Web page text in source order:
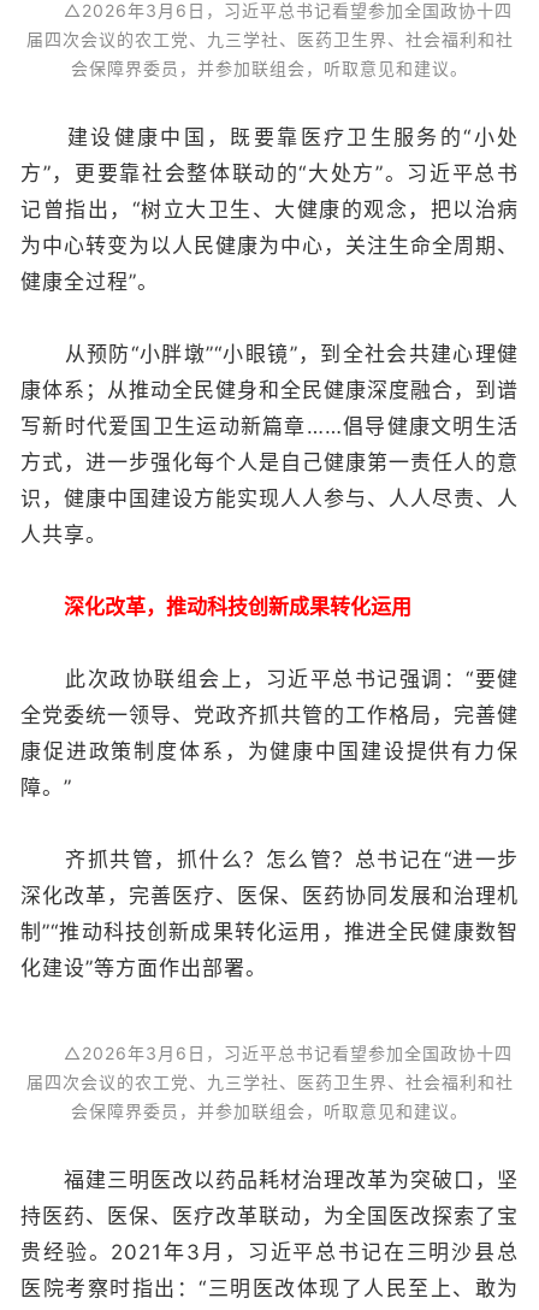
△2026年3月6日，习近平总书记看望参加全国政协十四
届四次会议的农工党、九三学社、医药卫生界、社会福利和社
会保障界委员，并参加联组会，听取意见和建议。
建设健康中国，既要靠医疗卫生服务的“小处
方”，更要靠社会整体联动的“大处方”。习近平总书
记曾指出，“树立大卫生、大健康的观念，把以治病
为中心转变为以人民健康为中心，关注生命全周期、
健康全过程”。
从预防“小胖墩”“小眼镜”，到全社会共建心理健
康体系；从推动全民健身和全民健康深度融合，到谱
写新时代爱国卫生运动新篇章……倡导健康文明生活
方式，进一步强化每个人是自己健康第一责任人的意
识，健康中国建设方能实现人人参与、人人尽责、人
人共享。
深化改革，推动科技创新成果转化运用
此次政协联组会上，习近平总书记强调：“要健
全党委统一领导、党政齐抓共管的工作格局，完善健
康促进政策制度体系，为健康中国建设提供有力保
障。”
齐抓共管，抓什么？怎么管？总书记在“进一步
深化改革，完善医疗、医保、医药协同发展和治理机
制”“推动科技创新成果转化运用，推进全民健康数智
化建设”等方面作出部署。
△2026年3月6日，习近平总书记看望参加全国政协十四
届四次会议的农工党、九三学社、医药卫生界、社会福利和社
会保障界委员，并参加联组会，听取意见和建议。
福建三明医改以药品耗材治理改革为突破口，坚
持医药、医保、医疗改革联动，为全国医改探索了宝
贵经验。2021年3月，习近平总书记在三明沙县总
医院考察时指出：“三明医改体现了人民至上、敢为